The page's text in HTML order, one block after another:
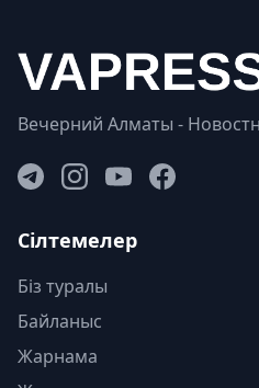
Вечерний Алматы -
Сілтемелер
Біз туралы
Байланыс
Жарнама